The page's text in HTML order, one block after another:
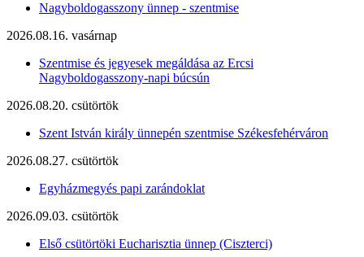
Nagyboldogasszony ünnep - szentmise
2026.08.16. vasárnap
Szentmise és jegyesek megáldása az Ercsi
Nagyboldogasszony-napi búcsún
2026.08.20. csütörtök
Szent István király ünnepén szentmise Székesfehérváron
2026.08.27. csütörtök
Egyházmegyés papi zarándoklat
2026.09.03. csütörtök
Első csütörtöki Eucharisztia ünnep (Ciszterci)